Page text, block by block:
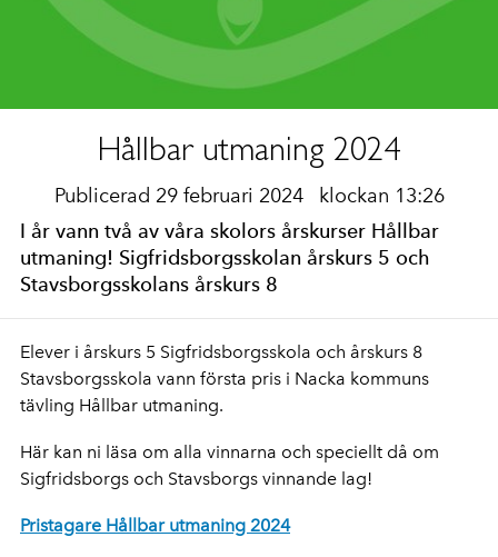
Hållbar utmaning 2024
Publicerad 29 februari 2024 klockan 13:26
I år vann två av våra skolors årskurser Hållbar
utmaning! Sigfridsborgsskolan årskurs 5 och
Stavsborgsskolans årskurs 8
Elever i årskurs 5 Sigfridsborgsskola och årskurs 8
Stavsborgsskola vann första pris i Nacka kommuns
tävling Hållbar utmaning.
Här kan ni läsa om alla vinnarna och speciellt då om
Sigfridsborgs och Stavsborgs vinnande lag!
Pristagare Hållbar utmaning 2024